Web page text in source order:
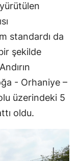
standardı da
şekilde
- Orhaniye –
üzerindeki 5
oldu.